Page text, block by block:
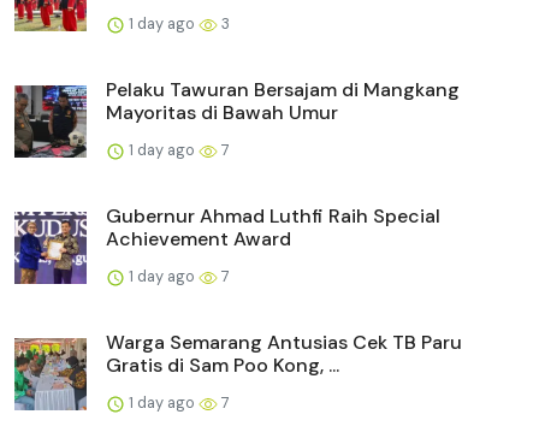
1 day ago 3
Pelaku Tawuran Bersajam di Mangkang
Mayoritas di Bawah Umur
1 day ago 7
Gubernur Ahmad Luthfi Raih Special
Achievement Award
1 day ago 7
Warga Semarang Antusias Cek TB Paru
Gratis di Sam Poo Kong, ...
1 day ago 7